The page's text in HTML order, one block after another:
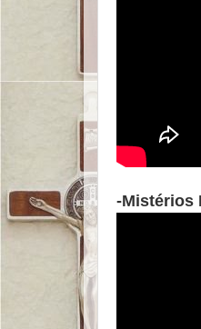
-Mistérios